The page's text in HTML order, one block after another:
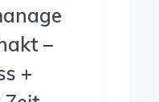
–
+